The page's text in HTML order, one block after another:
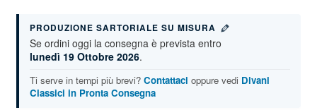
PRODUZIONE SARTORIALE SU MISURA
Se ordini oggi la consegna è prevista entro
lunedì 19 Ottobre 2026.
Ti serve in tempi più brevi? Contattaci oppure vedi Divani
Classici in Pronta Consegna